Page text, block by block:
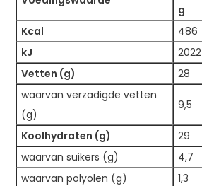
g
Kcal
486
kJ
2022
Vetten (g)
28
waarvan verzadigde vetten
(g)
9,5
Koolhydraten (g) 29
waarvan suikers (g)
4,7
waarvan polyolen (g)
1,3